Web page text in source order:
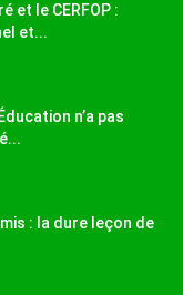
et le CERFOP :
et...
n’a pas
: la dure leçon de